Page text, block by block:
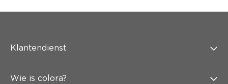
Klantendienst
Wie is colora?